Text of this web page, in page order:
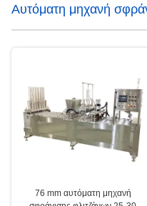
Αυτόματη μηχανή
76 mm αυτόματη μηχανή